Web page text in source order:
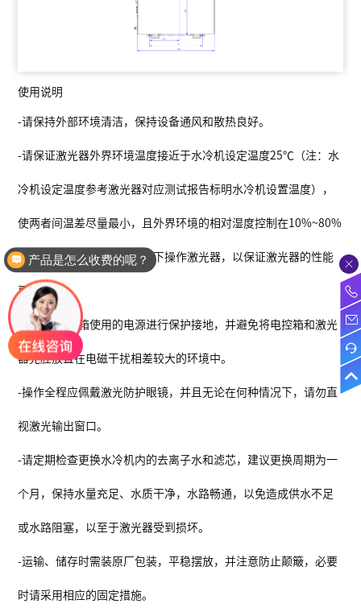
使用说明
-请保持外部环境清洁，保持设备通风和散热良好。
-请保证激光器外界环境温度接近于水冷机设定温度25℃（注：水
冷机设定温度参考激光器对应测试报告标明水冷机设置温度），
使两者间温差尽量最小，且外界环境的相对湿度控制在10%~80%
范围内，勿在高温高湿情况下操作激光器，以保证激光器的性能
更好。
请保证电控箱使用的电源进行保护接地，并避免将电控箱和激光
器光腔放置在电磁干扰相差较大的环境中。
-操作全程应佩戴激光防护眼镜，并且无论在何种情况下，请勿直
视激光输出窗口。
-请定期检查更换水冷机内的去离子水和滤芯，建议更换周期为一
个月，保持水量充足、水质干净，水路畅通，以免造成供水不足
或水路阻塞，以至于激光器受到损坏。
-运输、储存时需装原厂包装，平稳摆放，并注意防止颠簸，必要
时请采用相应的固定措施。
产品是怎么收费的呢？